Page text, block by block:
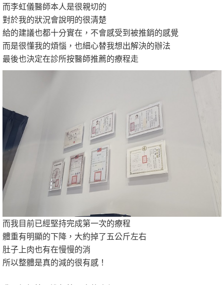
而李虹儀醫師本人是很親切的
對於我的狀況會說明的很清楚
給的建議也都十分實在，不會感受到被推銷的感覺
而是很懂我的煩惱，也細心替我想出解決的辦法
最後也決定在診所按醫師推薦的療程走
而我目前已經堅持完成第一次的療程
體重有明顯的下降，大約掉了五公斤左右
肚子上肉也有在慢慢的消
所以整體是真的減的很有感！